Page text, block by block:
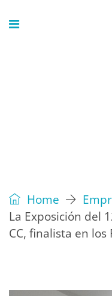
Home
La Exposición del
CC, finalista en